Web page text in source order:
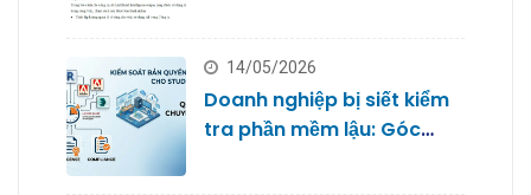
14/05/2026
Doanh nghiệp bị siết kiểm
tra phần mềm lậu: Góc